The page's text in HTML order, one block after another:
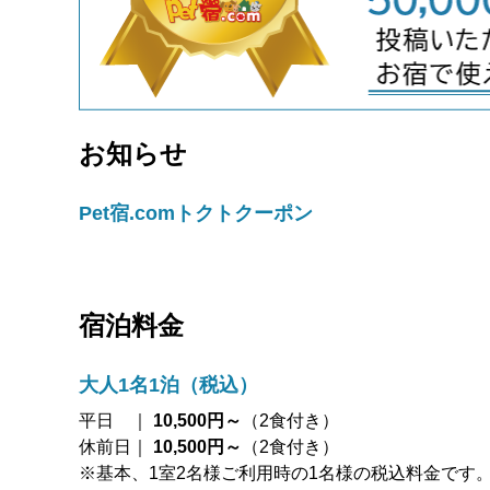
お知らせ
Pet宿.comトクトクーポン
宿泊料金
大人1名1泊（税込）
平日 ｜ 10,500円～
（2食付き）
休前日｜ 10,500円～
（2食付き）
※基本、1室2名様ご利用時の1名様の税込料金です